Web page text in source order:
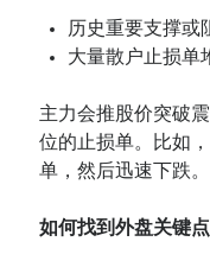
历史重要支撑或
大量散户止损单
主力会推股价突破
位的止损单。比如
单，然后迅速下跌。
如何找到外盘关键点